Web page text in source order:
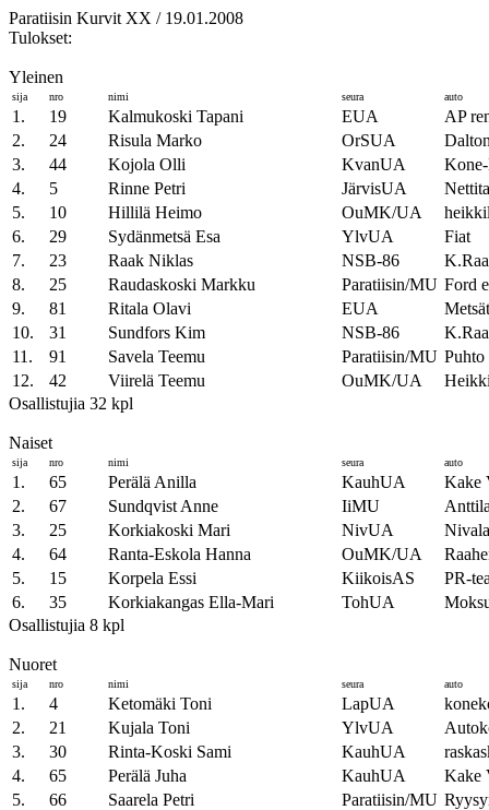
Paratiisin Kurvit XX / 19.01.2008
Tulokset:
Yleinen
sija nro nimi seura auto
1. 19 Kalmukoski Tapani EUA
AP
2.
24 Risula Marko OrSUA
3.
44 Kojola Olli KvanUA
4.
5 Rinne Petri JärvisUA
5.
10 Hillilä Heimo OuMK/UA
6.
29 Sydänmetsä Esa YlvUA
Fiat
7.
23 Raak Niklas NSB-86
8.
25 Raudaskoski Markku Paratiisin/MU Ford
9.
81 Ritala Olavi EUA
10.
31 Sundfors Kim NSB-86
11.
91 Savela Teemu Paratiisin/MU Puhto
12.
42 Viirelä Teemu OuMK/UA
Osallistujia 32 kpl
Naiset
sija nro nimi seura auto
1. 65 Perälä Anilla KauhUA
Kake
2.
67 Sundqvist Anne IiMU
3.
25 Korkiakoski Mari NivUA
4.
64 Ranta-Eskola Hanna OuMK/UA
5.
15 Korpela Essi KiikoisAS
PR-
6.
35 Korkiakangas Ella-Mari TohUA
Osallistujia 8 kpl
Nuoret
sija nro nimi seura auto
1. 4 Ketomäki Toni LapUA
2.
21 Kujala Toni YlvUA
3.
30 Rinta-Koski Sami KauhUA
4.
65 Perälä Juha KauhUA
Kake
5.
66 Saarela Petri Paratiisin/MU